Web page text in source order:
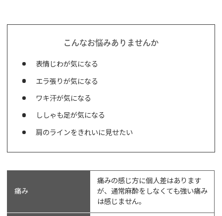
こんなお悩みありませんか
表情じわが気になる
エラ張りが気になる
ワキ汗が気になる
ししゃも足が気になる
肩のラインをきれいに見せたい
痛み
痛みの感じ方に個人差はあります
が、通常麻酔をしなくても強い痛み
は感じません。